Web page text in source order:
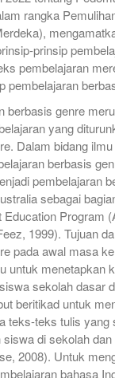
rangka
prinsip
pembelajaran
pembelajaran
berbasis genre
yang
Dalam bidang
berbasis
pembelajaran
sebagai
Education Program
1999). Tujuan
pada awal masa
untuk menetapkan
sekolah dasar
beritikad untuk
teks-teks tulis yang
siswa di sekolah
2008). Untuk
bahasa